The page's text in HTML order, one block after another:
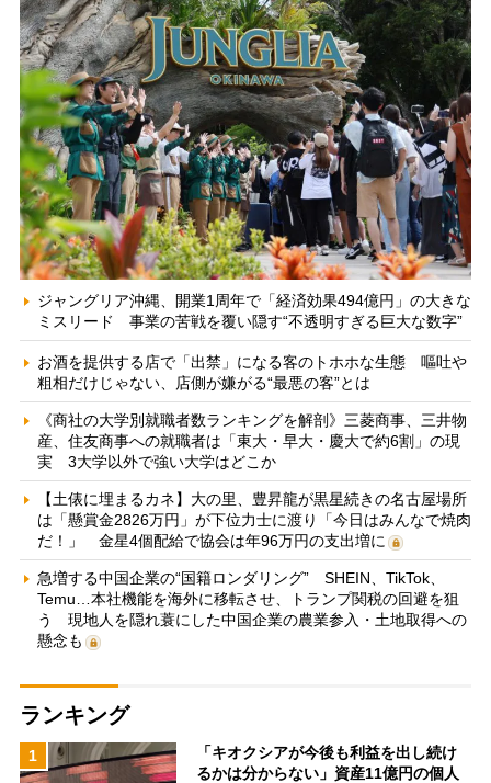
ジャングリア沖縄、開業1周年で「経済効果494億円」の大きな
ミスリード 事業の苦戦を覆い隠す“不透明すぎる巨大な数字”
お酒を提供する店で「出禁」になる客のトホホな生態 嘔吐や
粗相だけじゃない、店側が嫌がる“最悪の客”とは
《商社の大学別就職者数ランキングを解剖》三菱商事、三井物
産、住友商事への就職者は「東大・早大・慶大で約6割」の現
実 3大学以外で強い大学はどこか
【土俵に埋まるカネ】大の里、豊昇龍が黒星続きの名古屋場所
は「懸賞金2826万円」が下位力士に渡り「今日はみんなで焼肉
だ！」 金星4個配給で協会は年96万円の支出増に
急増する中国企業の“国籍ロンダリング” SHEIN、TikTok、
Temu…本社機能を海外に移転させ、トランプ関税の回避を狙
う 現地人を隠れ蓑にした中国企業の農業参入・土地取得への
懸念も
ランキング
1
「キオクシアが今後も利益を出し続け
るかは分からない」資産11億円の個人